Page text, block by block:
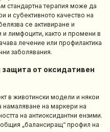
стандартна терапия може да
и субективното качество на
се активиране и
лимфоцити, както и промени в
лечение или профилактика
заболявания.
от оксидативен
в животински модели и някои
намаляване на маркери на
на антиоксидантни ензими.
общия „балансиращ“ профил на